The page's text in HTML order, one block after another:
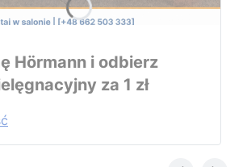
Hörmann i odbierz
za 1 zł